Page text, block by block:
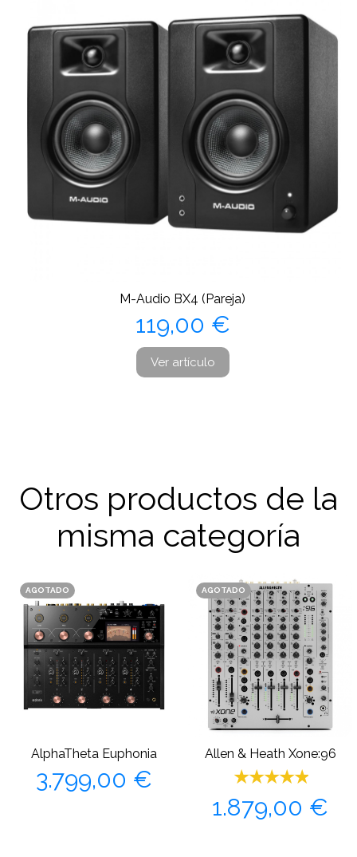
M-Audio BX4 (Pareja)
Precio
119,00 €
Ver artículo
Otros productos de la
misma categoría
AGOTADO
AlphaTheta Euphonia
Precio
3.799,00 €
AGOTADO
Allen & Heath Xone:96
Precio
1.879,00 €